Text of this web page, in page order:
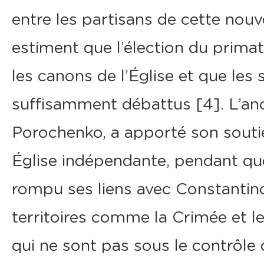
entre les partisans de cette
estiment que l’élection du
les canons de l’Église et que
suffisamment débattus [4].
Porochenko, a apporté son
Église indépendante, pendant
rompu ses liens avec
territoires comme la Crimée et
qui ne sont pas sous le contrôle